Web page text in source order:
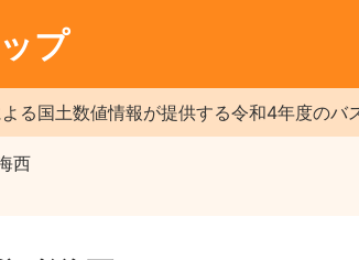
プ
る国土数値情報が提供する令和4年度のバ
西